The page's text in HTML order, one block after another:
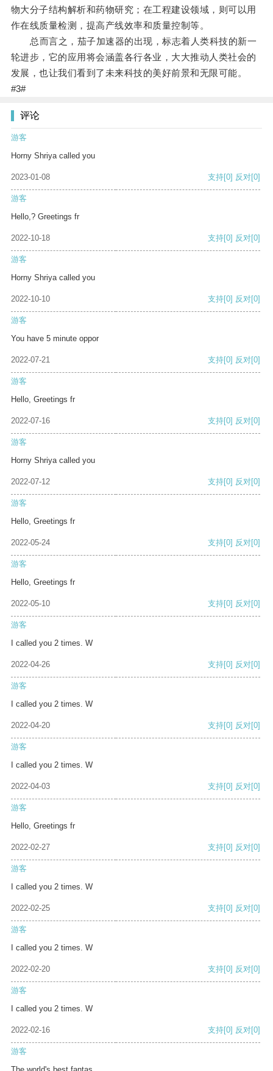
物大分子结构解析和药物研究；在工程建设领域，则可以用
作在线质量检测，提高产线效率和质量控制等。
总而言之，茄子加速器的出现，标志着人类科技的新一
轮进步，它的应用将会涵盖各行各业，大大推动人类社会的
发展，也让我们看到了未来科技的美好前景和无限可能。
#3#
评论
游客
Horny Shriya called you
2023-01-08 支持[0] 反对[0]
游客
Hello,? Greetings fr
2022-10-18 支持[0] 反对[0]
游客
Horny Shriya called you
2022-10-10 支持[0] 反对[0]
游客
You have 5 minute oppor
2022-07-21 支持[0] 反对[0]
游客
Hello, Greetings fr
2022-07-16 支持[0] 反对[0]
游客
Horny Shriya called you
2022-07-12 支持[0] 反对[0]
游客
Hello, Greetings fr
2022-05-24 支持[0] 反对[0]
游客
Hello, Greetings fr
2022-05-10 支持[0] 反对[0]
游客
I called you 2 times. W
2022-04-26 支持[0] 反对[0]
游客
I called you 2 times. W
2022-04-20 支持[0] 反对[0]
游客
I called you 2 times. W
2022-04-03 支持[0] 反对[0]
游客
Hello, Greetings fr
2022-02-27 支持[0] 反对[0]
游客
I called you 2 times. W
2022-02-25 支持[0] 反对[0]
游客
I called you 2 times. W
2022-02-20 支持[0] 反对[0]
游客
I called you 2 times. W
2022-02-16 支持[0] 反对[0]
游客